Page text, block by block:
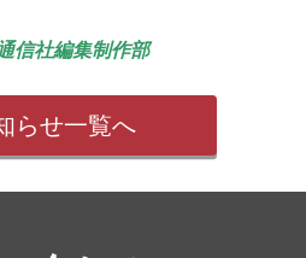
信社編集制作部
らせ一覧へ